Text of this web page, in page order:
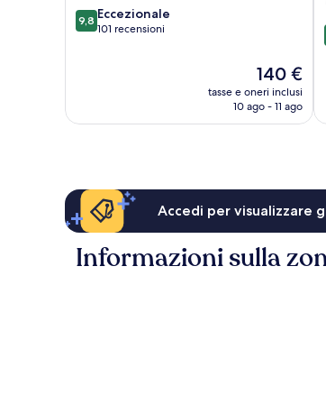
9.8
su
9,8 Eccezionale
101 recensioni
Il
prezzo
attuale
140 €
tasse e oneri inclusi
10 ago - 11 ago
Accedi per visualizzare
Informazioni sulla